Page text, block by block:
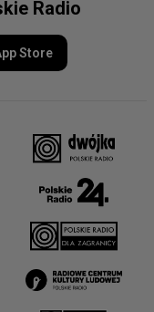
Radio
Store